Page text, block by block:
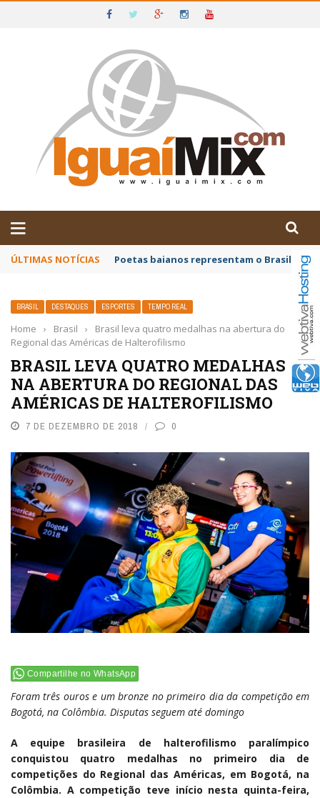
IGUAÍ E SUDOESTE DA BAHIA
ÚLTIMAS NOTÍCIAS Poetas baianos representam o Brasil no
BRASIL DESTAQUES ESPORTES TEMPO REAL
Home › Brasil ›
Brasil leva quatro medalhas na abertura do
Regional das Américas de Halterofilismo
BRASIL LEVA QUATRO MEDALHAS
NA ABERTURA DO REGIONAL DAS
AMÉRICAS DE HALTEROFILISMO
7 DE DEZEMBRO DE 2018 0
Compartilhe no WhatsApp
Foram três ouros e um bronze no primeiro dia da competição em
Bogotá, na Colômbia. Disputas seguem até domingo
A equipe brasileira de halterofilismo paralímpico
conquistou quatro medalhas no primeiro dia de
competições do Regional das Américas, em Bogotá, na
Colômbia. A competição teve início nesta quinta-feira,